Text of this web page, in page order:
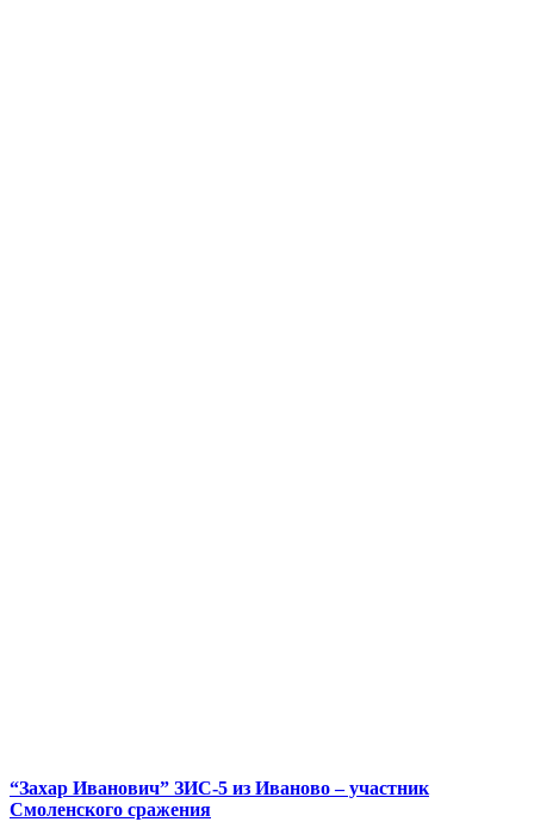
“Захар Иванович” ЗИС-5 из Иваново – участник
Смоленского сражения